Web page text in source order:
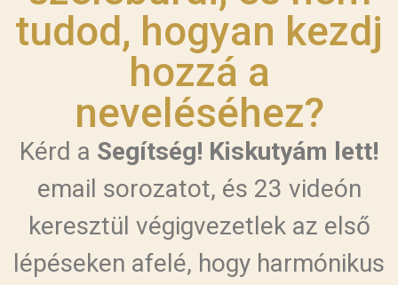
tudod, hogyan kezdj
hozzá a
neveléséhez?
Kérd a Segítség! Kiskutyám lett!
email sorozatot, és 23 videón
keresztül végigvezetlek az első
lépéseken afelé, hogy harmónikus